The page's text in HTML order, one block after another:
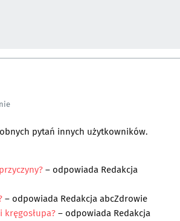
pytań innych użytkowników.
– odpowiada Redakcja
– odpowiada Redakcja abcZdrowie
kręgosłupa?– odpowiada Redakcja